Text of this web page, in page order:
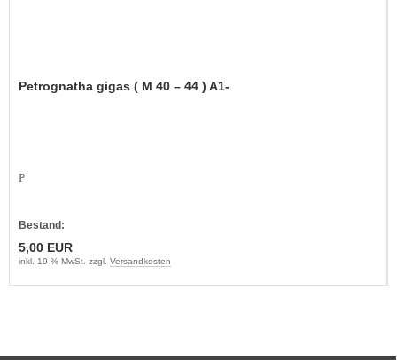
Petrognatha gigas ( M 40 – 44 ) A1-
P
Bestand:
5,00 EUR
inkl. 19 % MwSt. zzgl. Versandkosten